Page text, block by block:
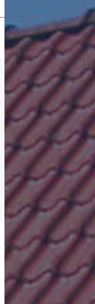
TRAVAUX DE
ZINGUERIE 62